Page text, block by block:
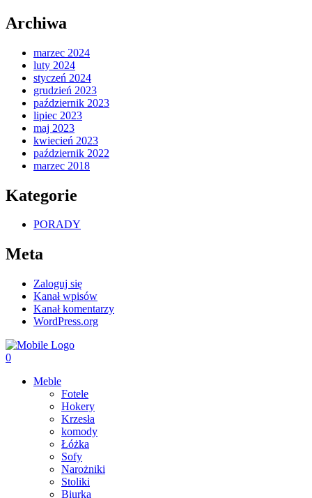
Archiwa
marzec 2024
luty 2024
styczeń 2024
grudzień 2023
październik 2023
lipiec 2023
maj 2023
kwiecień 2023
październik 2022
marzec 2018
Kategorie
PORADY
Meta
Zaloguj się
Kanał wpisów
Kanał komentarzy
WordPress.org
0
Meble
Fotele
Hokery
Krzesła
komody
Łóżka
Sofy
Narożniki
Stoliki
Biurka